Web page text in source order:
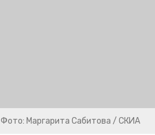
Фото: Маргарита Сабитова / СКИА